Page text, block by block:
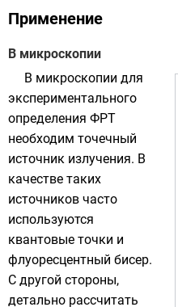
Применение
В микроскопии
В микроскопии для
экспериментального
определения ФРТ
необходим точечный
источник излучения. В
качестве таких
источников часто
используются
квантовые точки и
флуоресцентный бисер.
С другой стороны,
детально рассчитать